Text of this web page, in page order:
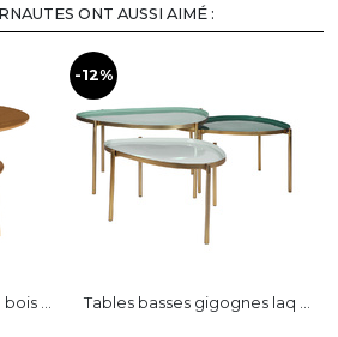
ONT AUSSI AIMÉ :
...
-12%
Tables basses gigognes laq ...